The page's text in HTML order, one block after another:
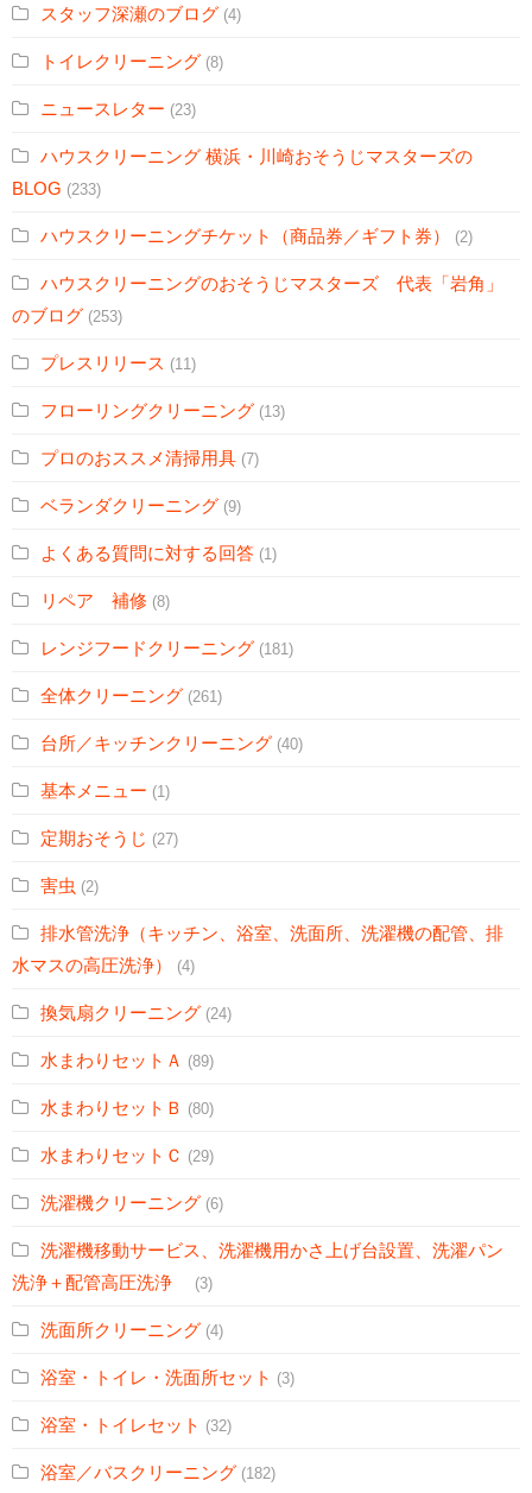
スタッフ深瀬のブログ (4)
トイレクリーニング (8)
ニュースレター (23)
ハウスクリーニング 横浜・川崎おそうじマスターズの
BLOG (233)
ハウスクリーニングチケット（商品券／ギフト券） (2)
ハウスクリーニングのおそうじマスターズ 代表「岩角」
のブログ (253)
プレスリリース (11)
フローリングクリーニング (13)
プロのおススメ清掃用具 (7)
ベランダクリーニング (9)
よくある質問に対する回答 (1)
リペア 補修 (8)
レンジフードクリーニング (181)
全体クリーニング (261)
台所／キッチンクリーニング (40)
基本メニュー (1)
定期おそうじ (27)
害虫 (2)
排水管洗浄（キッチン、浴室、洗面所、洗濯機の配管、排
水マスの高圧洗浄）
(4)
換気扇クリーニング (24)
水まわりセットＡ (89)
水まわりセットＢ (80)
水まわりセットＣ (29)
洗濯機クリーニング (6)
洗濯機移動サービス、洗濯機用かさ上げ台設置、洗濯パン
洗浄＋配管高圧洗浄
(3)
洗面所クリーニング (4)
浴室・トイレ・洗面所セット (3)
浴室・トイレセット (32)
浴室／バスクリーニング (182)